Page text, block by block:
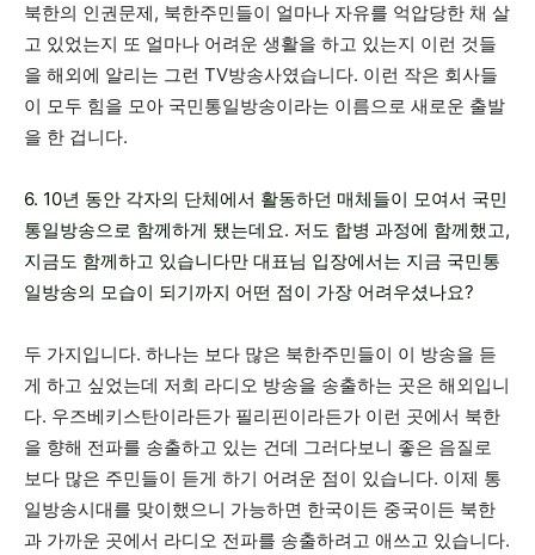
북한의 인권문제, 북한주민들이 얼마나 자유를 억압당한 채 살
고 있었는지 또 얼마나 어려운 생활을 하고 있는지 이런 것들
을 해외에 알리는 그런 TV방송사였습니다. 이런 작은 회사들
이 모두 힘을 모아 국민통일방송이라는 이름으로 새로운 출발
을 한 겁니다.
6. 10년 동안 각자의 단체에서 활동하던 매체들이 모여서 국민
통일방송으로 함께하게 됐는데요. 저도 합병 과정에 함께했고,
지금도 함께하고 있습니다만 대표님 입장에서는 지금 국민통
일방송의 모습이 되기까지 어떤 점이 가장 어려우셨나요?
두 가지입니다. 하나는 보다 많은 북한주민들이 이 방송을 듣
게 하고 싶었는데 저희 라디오 방송을 송출하는 곳은 해외입니
다. 우즈베키스탄이라든가 필리핀이라든가 이런 곳에서 북한
을 향해 전파를 송출하고 있는 건데 그러다보니 좋은 음질로
보다 많은 주민들이 듣게 하기 어려운 점이 있습니다. 이제 통
일방송시대를 맞이했으니 가능하면 한국이든 중국이든 북한
과 가까운 곳에서 라디오 전파를 송출하려고 애쓰고 있습니다.